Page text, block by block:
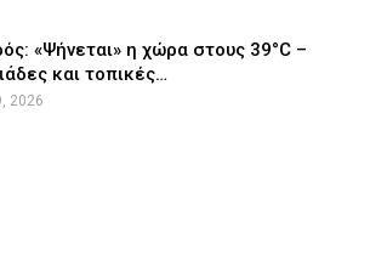
«Ψήνεται» η χώρα στους 39°C –
και τοπικές…
2026